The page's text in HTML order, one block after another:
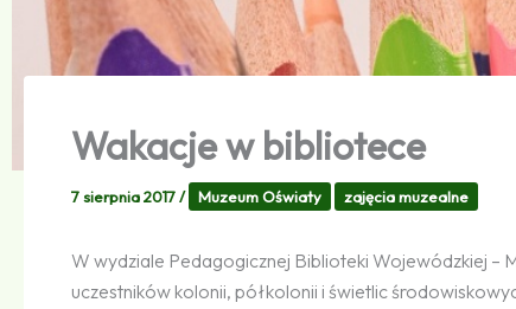
Wakacje w bibliotece
7 sierpnia 2017/ Muzeum Oświaty zajęcia muzealne
W wydziale Pedagogicznej Biblioteki Wojewódzkiej –
uczestników kolonii, półkolonii i świetlic